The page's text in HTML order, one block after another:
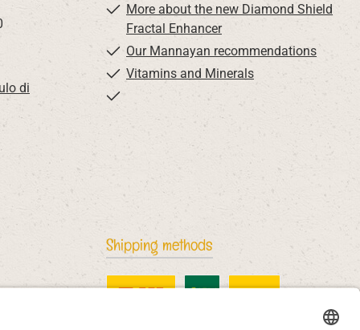
di
More about the new Diamond Shield
Fractal Enhancer
Our Mannayan recommendations
Vitamins and Minerals
Shipping methods
DHL International